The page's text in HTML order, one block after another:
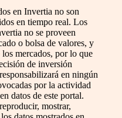
en Invertia no son
en tiempo real. Los
no se proveen
o bolsa de valores, y
mercados, por lo que
de inversión
en ningún
por la actividad
datos de este portal.
mostrar,